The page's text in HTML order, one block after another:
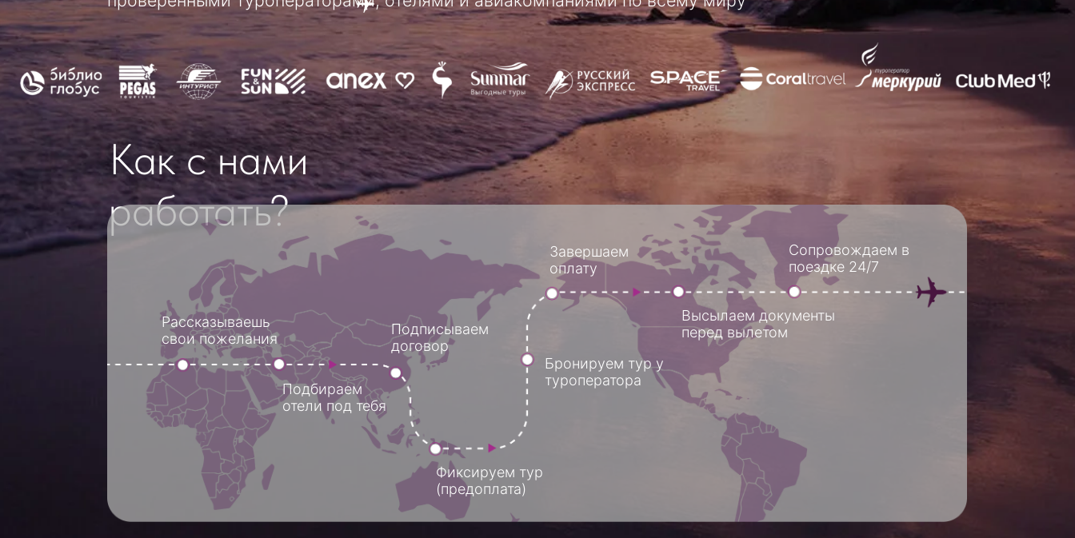
Как с нами
работать?
Получить подборку туров
Рассказываешь
свои пожелания
Подписываем
договор
Подбираем
Фиксируем тур
(предоплата)
Завершаем
оплату
Высылаем документы
перед вылетом
Бронируем тур у
туроператора